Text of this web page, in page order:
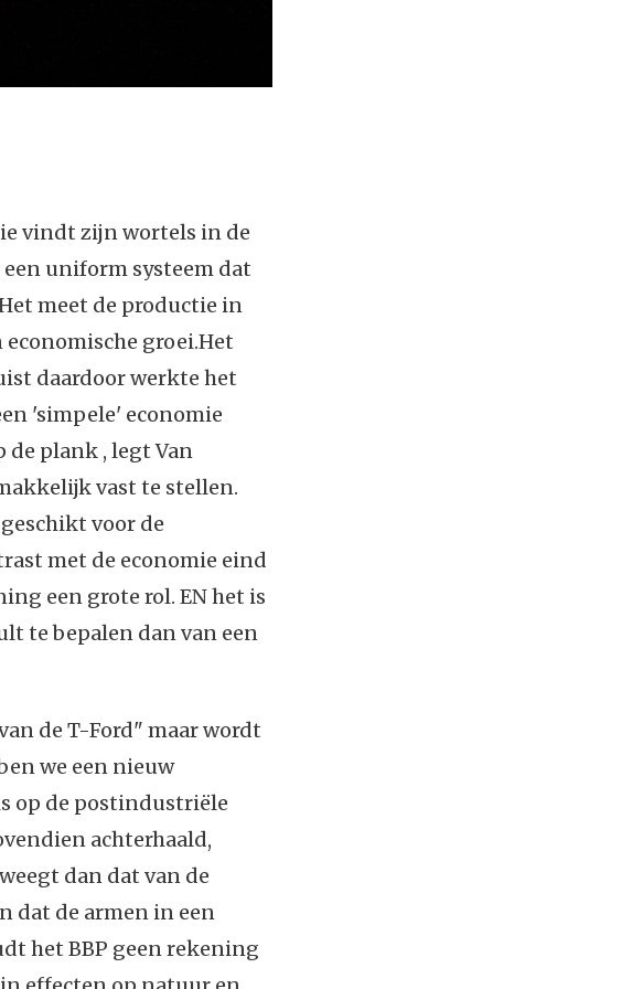
vindt zijn wortels in de
uniform systeem dat
meet de productie in
groei.Het
daardoor werkte het
'simpele' economie
de plank , legt Van
vast te stellen.
voor de
met de economie eind
een grote rol. EN het is
te bepalen dan van een
de T-Ford" maar wordt
we een nieuw
op de postindustriële
achterhaald,
dan dat van de
dat de armen in een
het BBP geen rekening